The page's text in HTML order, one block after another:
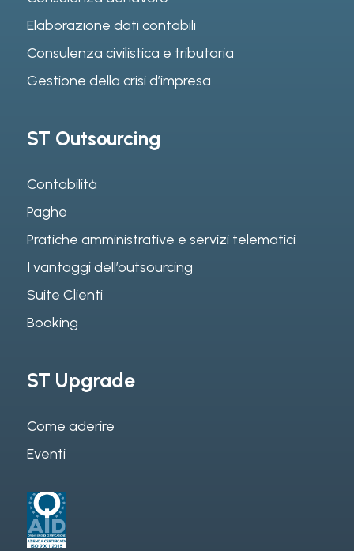
Elaborazione dati contabili
Consulenza civilistica e tributaria
Gestione della crisi d’impresa
ST Outsourcing
Contabilità
Paghe
Pratiche amministrative e servizi telematici
I vantaggi dell’outsourcing
Suite Clienti
Booking
ST Upgrade
Come aderire
Eventi